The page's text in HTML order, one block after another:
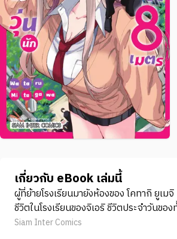
เกี่ยวกับ eBook เล่มนี้
ผู้ที่ย้ายโรงเรียนมายังห้องของ โคทากิ ยูเ
ชีวิตในโรงเรียนของจิเอริ ชีวิตประจำวัน
Siam Inter Comics